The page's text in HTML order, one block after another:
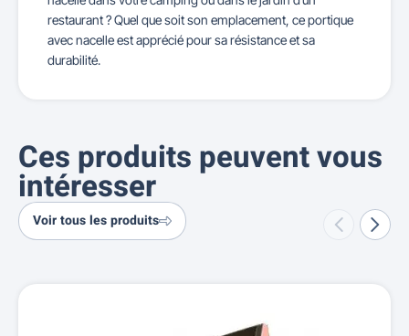
restaurant ? Quel que soit son emplacement, ce portique
avec nacelle est apprécié pour sa résistance et sa
durabilité.
Ces produits peuvent vous
intéresser
Voir tous les produits